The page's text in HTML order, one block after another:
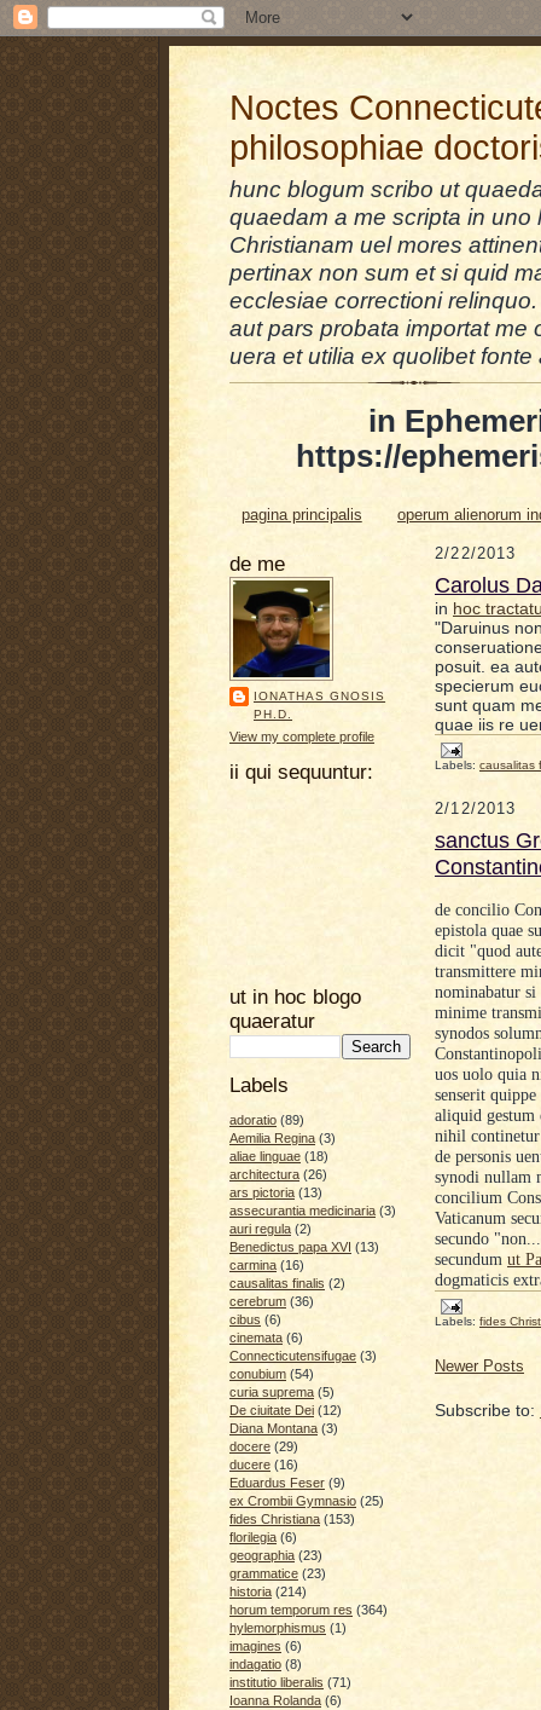
Noctes
philosophiae
hunc blogum scribo ut
quaedam a me scripta in
Christianam uel mores
pertinax non sum et si quid
ecclesiae correctioni
aut pars probata importat me
uera et utilia ex quolibet fonte
in
https://
pagina principalis operum alienorum
de me
IONATHAS GNOSIS
PH.D.
View my complete profile
ii qui sequuntur:
ut in hoc blogo
quaeratur
Labels
adoratio (89)
Aemilia Regina (3)
aliae linguae (18)
architectura (26)
ars pictoria (13)
assecurantia medicinaria (3)
auri regula (2)
Benedictus papa XVI (13)
carmina (16)
causalitas finalis (2)
cerebrum (36)
cibus (6)
cinemata (6)
Connecticutensifugae (3)
conubium (54)
curia suprema (5)
De ciuitate Dei (12)
Diana Montana (3)
docere (29)
ducere (16)
Eduardus Feser (9)
ex Crombii Gymnasio (25)
fides Christiana (153)
florilegia (6)
geographia (23)
grammatice (23)
historia (214)
horum temporum res (364)
hylemorphismus (1)
imagines (6)
indagatio (8)
institutio liberalis (71)
Ioanna Rolanda (6)
2/22/2013
Carolus
in hoc
"Daruinus
posuit. ea
specierum
sunt quam
quae iis re
Labels: causalitas
2/12/2013
sanctus
de concilio
epistola quae
dicit "quod
transmittere
nominabatur si
minime
synodos
uos uolo quia
senserit
aliquid gestum
nihil continetur
de personis
synodi nullam
concilium
Vaticanum
secundo
secundum ut
dogmaticis
Labels: fides
Newer Posts
Subscribe to: